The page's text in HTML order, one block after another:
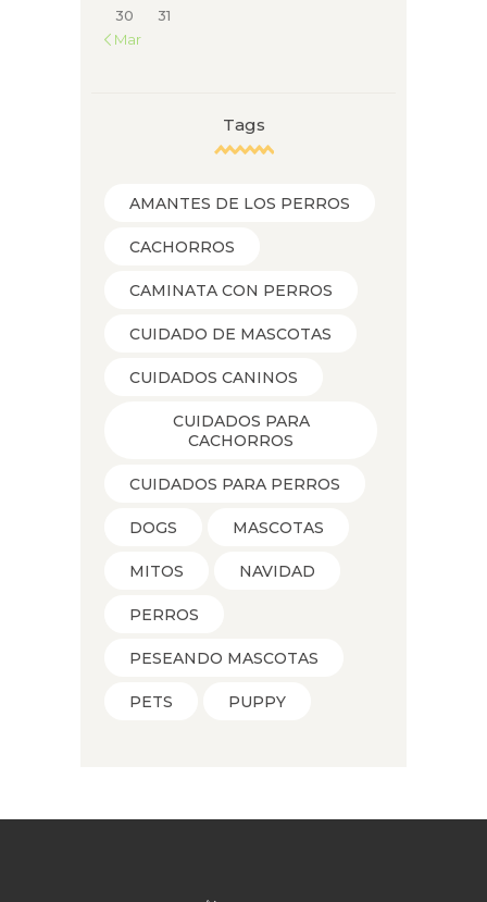
30
31
« Mar
Tags
AMANTES DE LOS PERROS
CACHORROS
CAMINATA CON PERROS
CUIDADO DE MASCOTAS
CUIDADOS CANINOS
CUIDADOS PARA
CACHORROS
CUIDADOS PARA PERROS
DOGS MASCOTAS
MITOS NAVIDAD
PERROS
PESEANDO MASCOTAS
PETS PUPPY